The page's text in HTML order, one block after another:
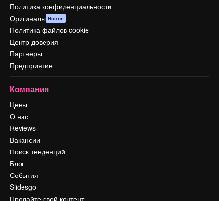
Политика конфиденциальности
Оригиналы Новое
Политика файлов cookie
Центр доверия
Партнеры
Предприятие
Компания
Цены
О нас
Reviews
Вакансии
Поиск тенденций
Блог
События
Slidesgo
Продайте свой контент